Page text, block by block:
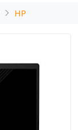
HP